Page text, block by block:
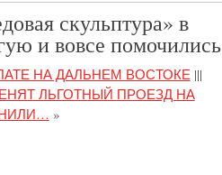
скульптура» в
и вовсе помочились
НА ДАЛЬНЕМ ВОСТОКЕ|||
ЛЬГОТНЫЙ ПРОЕЗД НА
»